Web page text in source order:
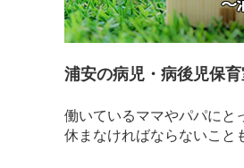
浦安の病児・病後児保
働いているママやパパにと
休まなければならないこと